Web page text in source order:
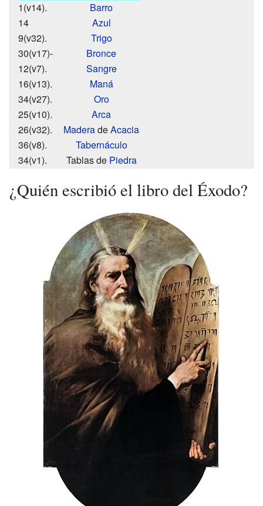
1(v14).
Barro
14
Azul
9(v32).
Trigo
30(v17)-
Bronce
12(v7).
Sangre
16(v13).
Maná
34(v27).
Oro
25(v10).
Arca
26(v32).
MaderadeAcacia
36(v8).
Tabernáculo
34(v1).
Tablas de Piedra
¿Quién escribió el libro del Éxodo?